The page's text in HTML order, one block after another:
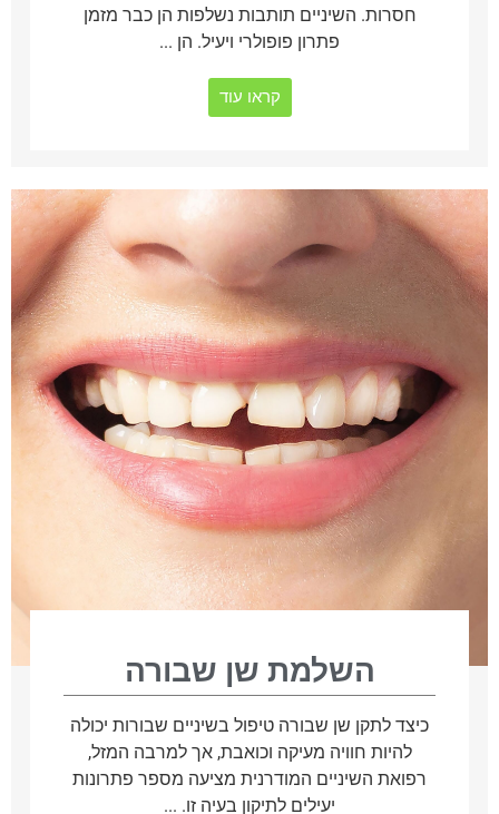
חסרות. השיניים תותבות נשלפות הן כבר מזמן
פתרון פופולרי ויעיל. הן ...
קראו עוד
השלמת שן שבורה
כיצד לתקן שן שבורה טיפול בשיניים שבורות יכולה
להיות חוויה מעיקה וכואבת, אך למרבה המזל,
רפואת השיניים המודרנית מציעה מספר פתרונות
יעילים לתיקון בעיה זו. ...